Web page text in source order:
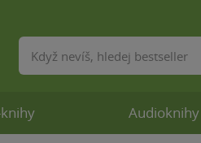
knihy Audioknihy
Vyhledávání